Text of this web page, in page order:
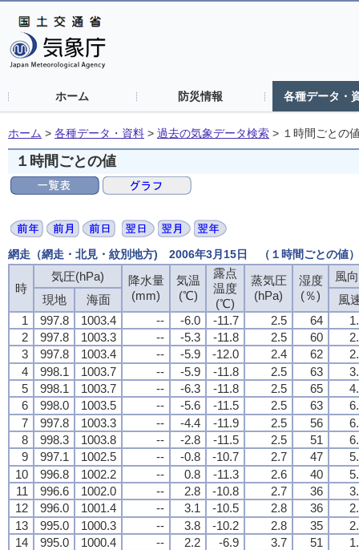
ホーム 防災情報 各種データ・
ホーム > 各種データ・資料 > 過去の気象データ検索 > １時間ごとの
１時間ごとの値
網走（網走・北見・紋別地方) 2006年3月15日 （１時間ごとの値）
時
気圧(hPa)
降水量
(mm)
気温
(℃)
露点
温度
(℃)
蒸気圧
(hPa)
湿度
(％)
風
現地
海面
風
1
997.8 1003.4 -- -6.0 -11.7 2.5 64
2
997.8 1003.3 -- -5.3 -11.8 2.5 60
3
997.8 1003.4 -- -5.9 -12.0 2.4 62
4
998.1 1003.7 -- -5.9 -11.8 2.5 63
5
998.1 1003.7 -- -6.3 -11.8 2.5 65
6
998.0 1003.5 -- -5.6 -11.5 2.5 63
7
997.8 1003.3 -- -4.4 -11.9 2.5 56
8
998.3 1003.8 -- -2.8 -11.5 2.5 51
9
997.1 1002.5 -- -0.8 -10.7 2.7 47
10
996.8 1002.2 -- 0.8 -11.3 2.6 40
11
996.6 1002.0 -- 2.8 -10.8 2.7 36
12
996.0 1001.4 -- 3.1 -10.5 2.8 36
13
995.0 1000.3 -- 3.8 -10.2 2.8 35
14
995.0 1000.4 -- 2.2 -6.9 3.7 51
時
気圧(hPa)
降水量
(mm)
気温
(℃)
露点
温度
(℃)
蒸気圧
(hPa)
湿度
(％)
風
現地
海面
風
1
997.8 1003.4 -- -6.0 -11.7 2.5 64
2
997.8 1003.3 -- -5.3 -11.8 2.5 60
3
997.8 1003.4 -- -5.9 -12.0 2.4 62
4
998.1 1003.7 -- -5.9 -11.8 2.5 63
5
998.1 1003.7 -- -6.3 -11.8 2.5 65
6
998.0 1003.5 -- -5.6 -11.5 2.5 63
7
997.8 1003.3 -- -4.4 -11.9 2.5 56
8
998.3 1003.8 -- -2.8 -11.5 2.5 51
9
997.1 1002.5 -- -0.8 -10.7 2.7 47
10
996.8 1002.2 -- 0.8 -11.3 2.6 40
11
996.6 1002.0 -- 2.8 -10.8 2.7 36
12
996.0 1001.4 -- 3.1 -10.5 2.8 36
13
995.0 1000.3 -- 3.8 -10.2 2.8 35
14
995.0 1000.4 -- 2.2 -6.9 3.7 51
時
気圧(hPa)
降水量
(mm)
気温
(℃)
露点
温度
(℃)
蒸気圧
(hPa)
湿度
(％)
風
現地
海面
風
1
997.8 1003.4 -- -6.0 -11.7 2.5 64
2
997.8 1003.3 -- -5.3 -11.8 2.5 60
3
997.8 1003.4 -- -5.9 -12.0 2.4 62
4
998.1 1003.7 -- -5.9 -11.8 2.5 63
5
998.1 1003.7 -- -6.3 -11.8 2.5 65
6
998.0 1003.5 -- -5.6 -11.5 2.5 63
7
997.8 1003.3 -- -4.4 -11.9 2.5 56
8
998.3 1003.8 -- -2.8 -11.5 2.5 51
9
997.1 1002.5 -- -0.8 -10.7 2.7 47
10
996.8 1002.2 -- 0.8 -11.3 2.6 40
11
996.6 1002.0 -- 2.8 -10.8 2.7 36
12
996.0 1001.4 -- 3.1 -10.5 2.8 36
13
995.0 1000.3 -- 3.8 -10.2 2.8 35
14
995.0 1000.4 -- 2.2 -6.9 3.7 51
時
気圧(hPa)
降水量
(mm)
気温
(℃)
露点
温度
(℃)
蒸気圧
(hPa)
湿度
(％)
風
現地
海面
風
1
997.8 1003.4 -- -6.0 -11.7 2.5 64
2
997.8 1003.3 -- -5.3 -11.8 2.5 60
3
997.8 1003.4 -- -5.9 -12.0 2.4 62
4
998.1 1003.7 -- -5.9 -11.8 2.5 63
5
998.1 1003.7 -- -6.3 -11.8 2.5 65
6
998.0 1003.5 -- -5.6 -11.5 2.5 63
7
997.8 1003.3 -- -4.4 -11.9 2.5 56
8
998.3 1003.8 -- -2.8 -11.5 2.5 51
9
997.1 1002.5 -- -0.8 -10.7 2.7 47
10
996.8 1002.2 -- 0.8 -11.3 2.6 40
11
996.6 1002.0 -- 2.8 -10.8 2.7 36
12
996.0 1001.4 -- 3.1 -10.5 2.8 36
13
995.0 1000.3 -- 3.8 -10.2 2.8 35
14
995.0 1000.4 -- 2.2 -6.9 3.7 51